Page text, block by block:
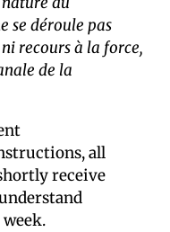
se déroule pas
recours à la force,
de la
all
receive